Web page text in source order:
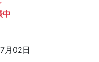
中
月02日